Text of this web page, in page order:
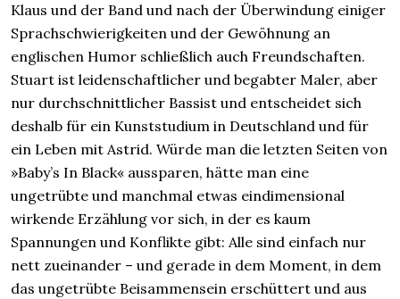
Klaus und der Band und nach der Überwindung einiger
Sprachschwierigkeiten und der Gewöhnung an
englischen Humor schließlich auch Freundschaften.
Stuart ist leidenschaftlicher und begabter Maler, aber
nur durchschnittlicher Bassist und entscheidet sich
deshalb für ein Kunststudium in Deutschland und für
ein Leben mit Astrid. Würde man die letzten Seiten von
»Baby’s In Black« aussparen, hätte man eine
ungetrübte und manchmal etwas eindimensional
wirkende Erzählung vor sich, in der es kaum
Spannungen und Konflikte gibt: Alle sind einfach nur
nett zueinander – und gerade in dem Moment, in dem
das ungetrübte Beisammensein erschüttert und aus